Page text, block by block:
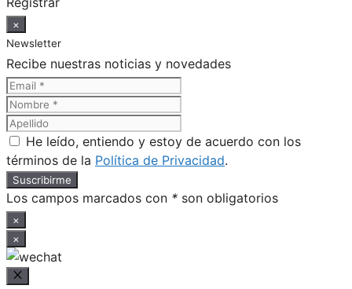
×
Newsletter
Recibe nuestras noticias y novedades
He leído, entiendo y estoy de acuerdo con los
términos de la Política de Privacidad.
Los campos marcados con * son obligatorios
×
×